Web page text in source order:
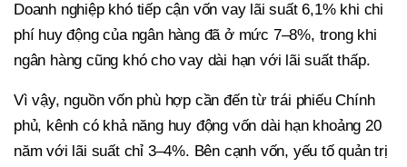
Doanh nghiệp khó tiếp cận vốn vay lãi suất 6,1% khi chi
phí huy động của ngân hàng đã ở mức 7–8%, trong khi
ngân hàng cũng khó cho vay dài hạn với lãi suất thấp.
Vì vậy, nguồn vốn phù hợp cần đến từ trái phiếu Chính
phủ, kênh có khả năng huy động vốn dài hạn khoảng 20
năm với lãi suất chỉ 3–4%. Bên cạnh vốn, yếu tố quản trị